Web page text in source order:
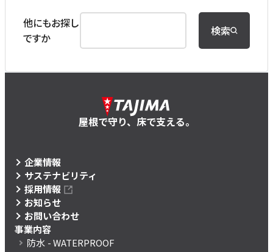
他にもお探し
ですか
検索
屋根で守り、床で支える。
企業情報
サステナビリティ
採用情報
お知らせ
お問い合わせ
事業内容
防水 - WATERPROOF